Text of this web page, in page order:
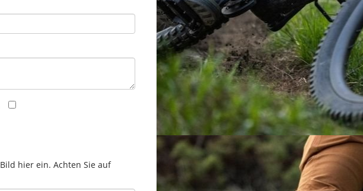
hier ein. Achten Sie auf